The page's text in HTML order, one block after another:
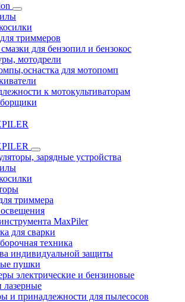
триммеров
для бензопил и бензокос
мотодрели
для мотопомп
к мотокультиваторам
зарядные устройства
триммера
MaxPiler
для сварки
техника
индивидуальной защиты
пушки
электрические и бензиновые
лазерные
и принадлежности для пылесосов